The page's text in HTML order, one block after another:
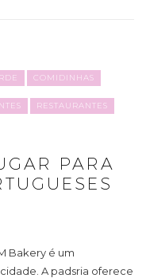
COMIDINHAS
RESTAURANTES
PARA
Bakery é um
A padsria oferece